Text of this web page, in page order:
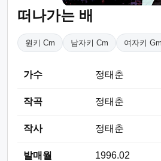
떠나가는 배
원키 Cm 남자키 Cm 여자키 Gm
가수 정태춘
작곡 정태춘
작사 정태춘
발매월 1996.02